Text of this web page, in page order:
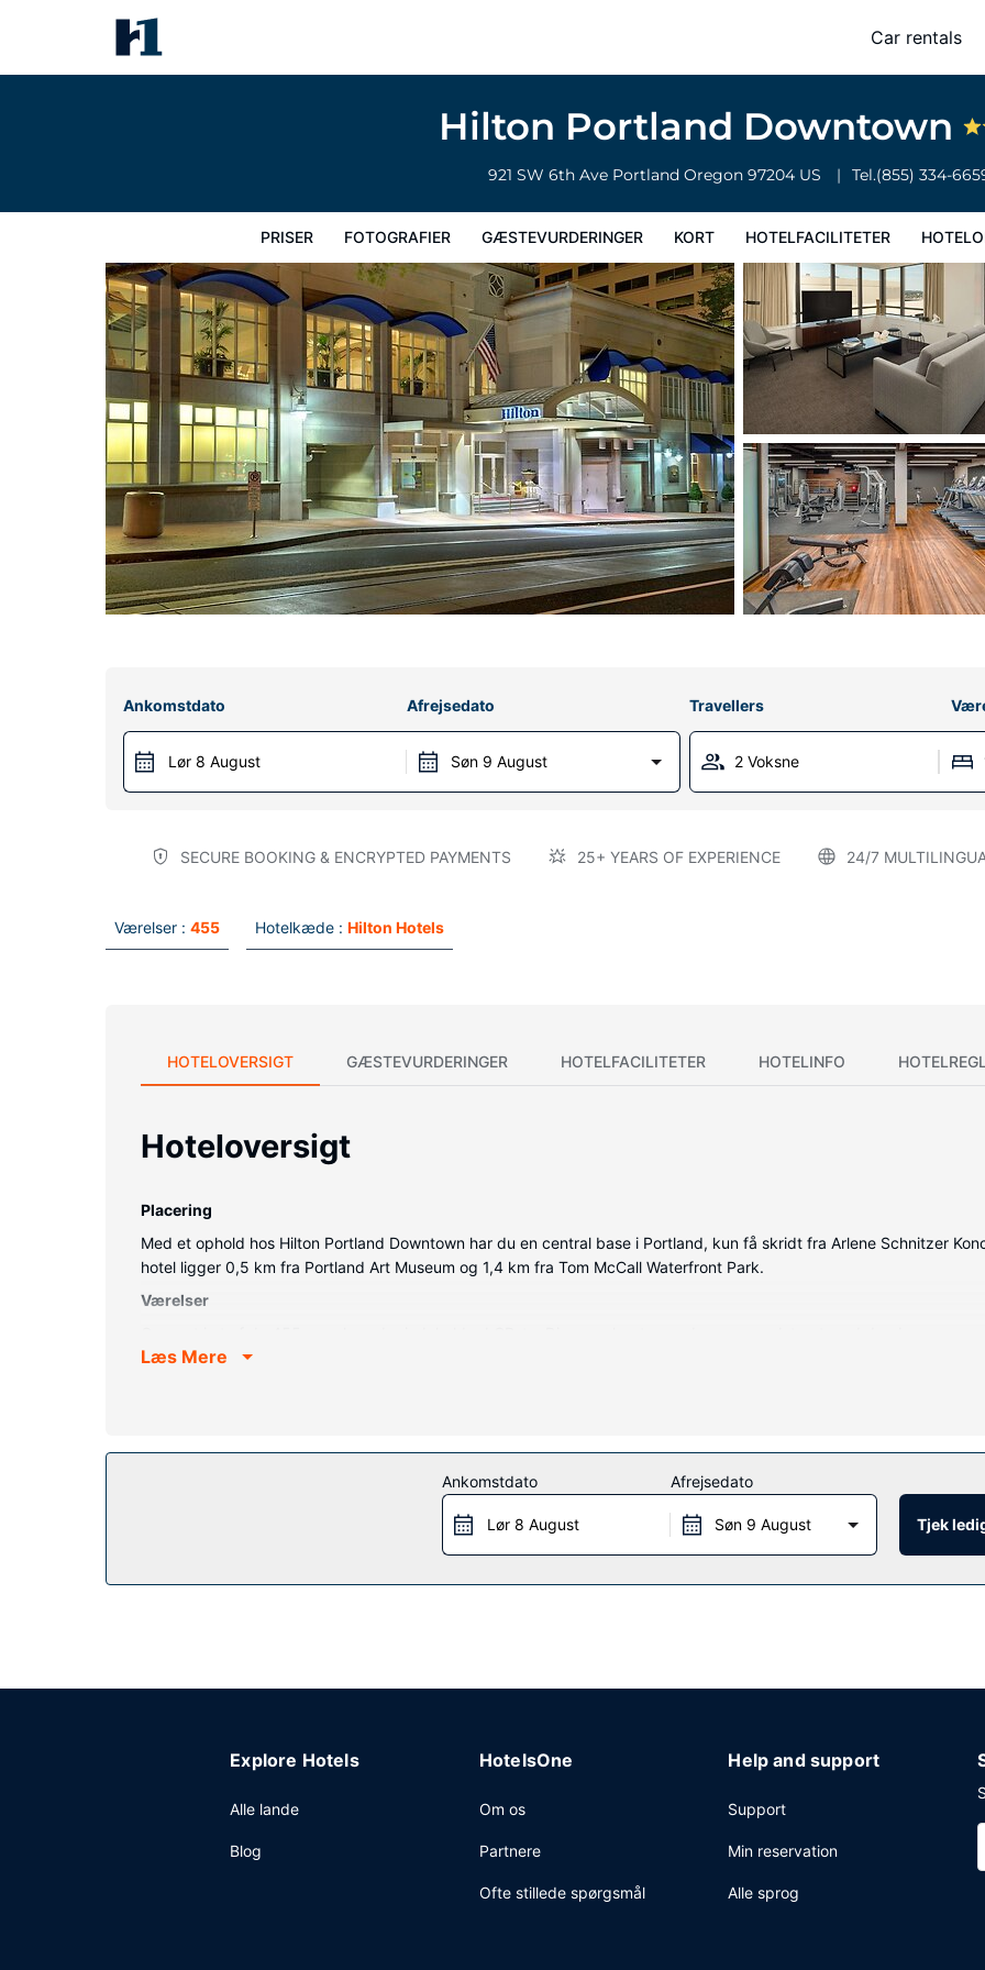
Car rentals
Hilton Portland Downtown
921 SW 6th Ave Portland Oregon 97204 US Tel.(855) 334-
PRISER FOTOGRAFIER GÆSTEVURDERINGER KORT HOTELFACILITETER
Hilton Portland Downtown
Priser
Ankomstdato
Lør 8 August
Afrejsedato
Søn 9 August
Travellers
2 Voksne
SECURE BOOKING & ENCRYPTED PAYMENTS 25+ YEARS OF EXPERIENCE 24/7
Værelser : 455 Hotelkæde : Hilton Hotels
HOTELOVERSIGT GÆSTEVURDERINGER HOTELFACILITETER HOTELINFO
Hoteloversigt
Placering
Med et ophold hos Hilton Portland Downtown har du en central base i Portland, kun få skridt fra Arlene Schnitzer
hotel ligger 0,5 km fra Portland Art Museum og 1,4 km fra Tom McCall Waterfront Park.
Værelser
kan du altid komme på nettet, og digitale kanaler sørger for underholdningen. Værelset har et privat badeværelse
Nyd et måltid på restauranten, eller køb en snack på dette hotels kaffebar/café. Afslut dagen med en drink eller to i
Læs Mere
Ankomstdato
Lør 8 August
Afrejsedato
Søn 9 August Tjek
Explore Hotels
Alle lande
Blog
HotelsOne
Om os
Partnere
Ofte stillede spørgsmål
Help and support
Support
Min reservation
Alle sprog